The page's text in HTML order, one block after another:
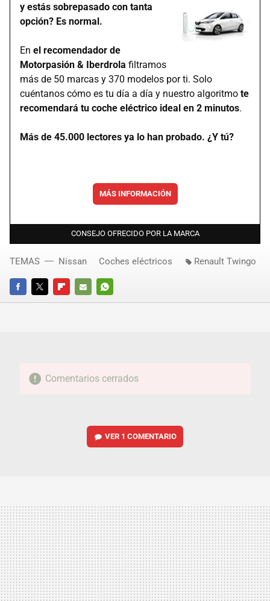
y estás sobrepasado con tanta
opción? Es normal.
En el recomendador de
Motorpasión & Iberdrola filtramos
más de 50 marcas y 370 modelos por ti. Solo
cuéntanos cómo es tu día a día y nuestro algoritmo te
recomendará tu coche eléctrico ideal en 2 minutos.
Más de 45.000 lectores ya lo han probado. ¿Y tú?
MÁS INFORMACIÓN
CONSEJO OFRECIDO POR LA MARCA
FACEBOOKTWITTERFLIPBOARD
E-
WHATSAPP
TEMAS Nissan Coches eléctricos Renault Twingo
Comentarios cerrados
VER 1 COMENTARIO